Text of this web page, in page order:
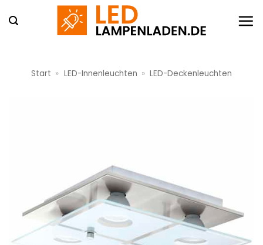
Inhalt
Start » LED-Innenleuchten » LED-Deckenleuchten